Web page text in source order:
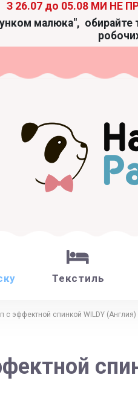
З 26.07 до 05.08 МИ НЕ
малюка", обирайте
Текстиль
с эффектной спинкой WILDY (Англия)